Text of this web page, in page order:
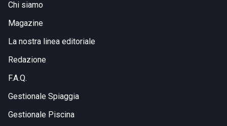
Chi siamo
Magazine
La nostra linea editoriale
Redazione
F.A.Q.
Gestionale Spiaggia
Gestionale Piscina